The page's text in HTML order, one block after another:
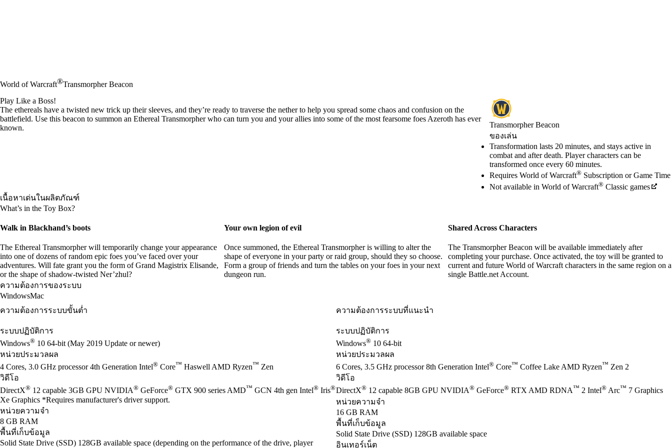
World of Warcraft®Transmorpher Beacon
Transmorpher Beacon
ของเล่น
ราคา
Available actions
Transformation lasts 20 minutes, and stays active in
combat and after death. Player characters can be
transformed once every 60 minutes.
Requires World of Warcraft® Subscription or Game Time
Not available in World of Warcraft® Classic games
Play Like a Boss!
The ethereals have a twisted new trick up their sleeves, and they’re ready to traverse the nether to help you spread some chaos and confusion on the
battlefield. Use this beacon to summon an Ethereal Transmorpher who can turn you and your allies into some of the most fearsome foes Azeroth has ever
known.
เนื้อหาเด่นในผลิตภัณฑ์
What’s in the Toy Box?
Walk in Blackhand’s boots
The Ethereal Transmorpher will temporarily change your appearance
into one of dozens of random epic foes you’ve faced over your
adventures. Will fate grant you the form of Grand Magistrix Elisande,
or the shape of shadow-twisted Ner’zhul?
Your own legion of evil
Once summoned, the Ethereal Transmorpher is willing to alter the
shape of everyone in your party or raid group, should they so choose.
Form a group of friends and turn the tables on your foes in your next
dungeon run.
Shared Across Characters
The Transmorpher Beacon will be available immediately after
completing your purchase. Once activated, the toy will be granted to
current and future World of Warcraft characters in the same region on a
single Battle.net Account.
ความต้องการของระบบ
WindowsMac
ความต้องการระบบขั้นต่ำ
ระบบปฏิบัติการ
Windows® 10 64-bit (May 2019 Update or newer)
หน่วยประมวลผล
4 Cores, 3.0 GHz processor 4th Generation Intel® Core™ Haswell AMD Ryzen™ Zen
วิดีโอ
DirectX® 12 capable 3GB GPU NVIDIA® GeForce® GTX 900 series AMD™ GCN 4th gen Intel® Iris®
Xe Graphics *Requires manufacturer's driver support.
หน่วยความจำ
8 GB RAM
พื้นที่เก็บข้อมูล
Solid State Drive (SSD) 128GB available space (depending on the performance of the drive, player
ความต้องการระบบที่แนะนำ
ระบบปฏิบัติการ
Windows® 10 64-bit
หน่วยประมวลผล
6 Cores, 3.5 GHz processor 8th Generation Intel® Core™ Coffee Lake AMD Ryzen™ Zen 2
วิดีโอ
DirectX® 12 capable 8GB GPU NVIDIA® GeForce® RTX AMD RDNA™ 2 Intel® Arc™ 7 Graphics
หน่วยความจำ
16 GB RAM
พื้นที่เก็บข้อมูล
Solid State Drive (SSD) 128GB available space
อินเทอร์เน็ต